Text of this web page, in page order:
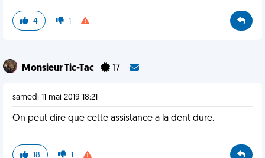
4 1
Monsieur Tic-Tac 17
samedi 11 mai 2019 18:21
On peut dire que cette assistance a la dent dure.
18 1